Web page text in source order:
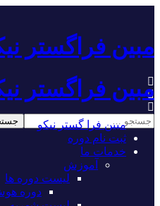
مبین فراگستر
مبین فراگستر
مبین فرا گستر نیکو
ثبت نام دوره
خدمات ما
آموزش
لیست دوره ها
دوره